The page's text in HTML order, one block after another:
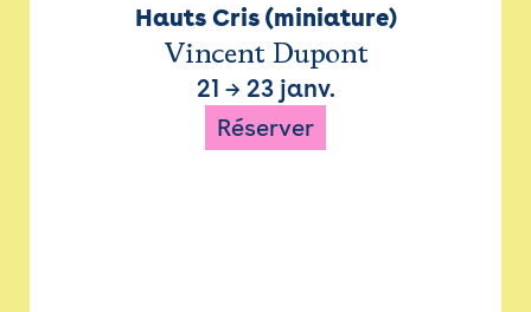
Hauts Cris (miniature)
Vincent Dupont
21 → 23 janv.
Réserver